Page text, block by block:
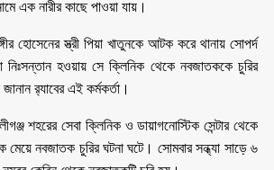
এক নারীর কাছে পাওয়া যায়।
হোসেনের স্ত্রী পিয়া খাতুনকে আটক করে থানায় সোপর্দ
হওয়ায় সে ক্লিনিক থেকে নবজাতককে চুরির
র‌্যাবের এই কর্মকর্তা।
শহরের সেবা ক্লিনিক ও ডায়াগনোস্টিক সেন্টার থেকে
মেয়ে নবজাতক চুরির ঘটনা ঘটে। সোমবার সন্ধ্যা সাড়ে ৬